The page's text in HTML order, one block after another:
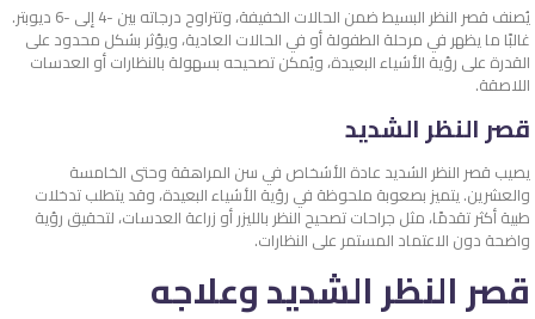
يُصنف قصر النظر البسيط ضمن الحالات الخفيفة، وتتراوح درجاته بين -4 إلى -6 ديوبتر.
غالبًا ما يظهر في مرحلة الطفولة أو في الحالات العادية، ويؤثر بشكل محدود على
القدرة على رؤية الأشياء البعيدة، ويُمكن تصحيحه بسهولة بالنظارات أو العدسات
اللاصقة.
قصر النظر الشديد
يصيب قصر النظر الشديد عادة الأشخاص في سن المراهقة وحتى الخامسة
والعشرين. يتميز بصعوبة ملحوظة في رؤية الأشياء البعيدة، وقد يتطلب تدخلات
طبية أكثر تقدمًا، مثل جراحات تصحيح النظر بالليزر أو زراعة العدسات، لتحقيق رؤية
واضحة دون الاعتماد المستمر على النظارات.
قصر النظر الشديد وعلاجه